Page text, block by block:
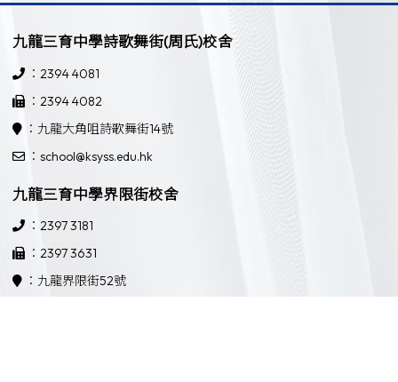
九龍三育中學詩歌舞街(周氏)校舍
：2394 4081
：2394 4082
：九龍大角咀詩歌舞街14號
：school@ksyss.edu.hk
九龍三育中學界限街校舍
：2397 3181
：2397 3631
：九龍界限街52號